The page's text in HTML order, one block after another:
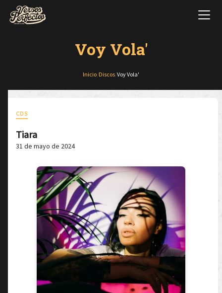
Voy Vola'
Inicio Discos Voy Vola'
CDS
Tiara
31 de mayo de 2024